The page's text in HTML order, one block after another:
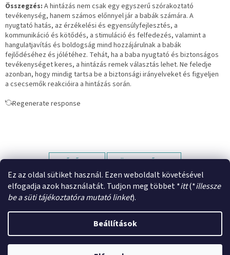
Ez az oldal sütiket használ. Ezen weboldalt követésével
elfogadja azok használatát. Tudjon meg többet *itt(*illessze
be a süti tájékoztatóra mutató linket).
Beállítások
Összegzés: A hintázás nem csak egy egyszerű szórakoztató
tevékenység, hanem számos előnnyel jár a babák számára. A
nyugtató hatás, az érzékelési és egyensúlyfejlesztés, a
kommunikáció és kötődés, a stimuláció és felfedezés, valamint a
hangulatjavítás és boldogság mind hozzájárulnak a babák
fejlődéséhez és jólétéhez. Tehát, ha a baba nyugtató és biztonságos
tevékenységet keres, a hintázás remek választás lehet. Ne feledje
azonban, hogy mindig tartsa be a biztonsági irányelveket és figyeljen
a csecsemők reakcióira a hintázás során.
Regenerate response
ELŐZŐ CIKK KÖVETKEZŐ CIKK
Copyright 2026Try it First - Baba eszköz kölcsönző. Minden jog